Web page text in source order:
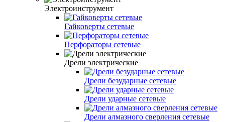
Электроинструмент
Гайковерты сетевые
Перфораторы сетевые
Дрели электрические
Дрели безударные сетевые
Дрели ударные сетевые
Дрели алмазного сверления сетевые